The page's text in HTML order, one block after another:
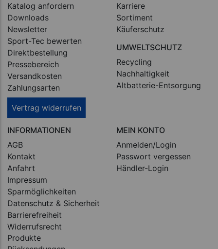
Katalog anfordern
Downloads
Newsletter
Sport-Tec bewerten
Direktbestellung
Pressebereich
Versandkosten
Zahlungsarten
Vertrag widerrufen
Karriere
Sortiment
Käuferschutz
UMWELTSCHUTZ
Recycling
Nachhaltigkeit
Altbatterie-Entsorgung
INFORMATIONEN
AGB
Kontakt
Anfahrt
Impressum
Sparmöglichkeiten
Datenschutz & Sicherheit
Barrierefreiheit
Widerrufsrecht
Produkte
MEIN KONTO
Anmelden/Login
Passwort vergessen
Händler-Login